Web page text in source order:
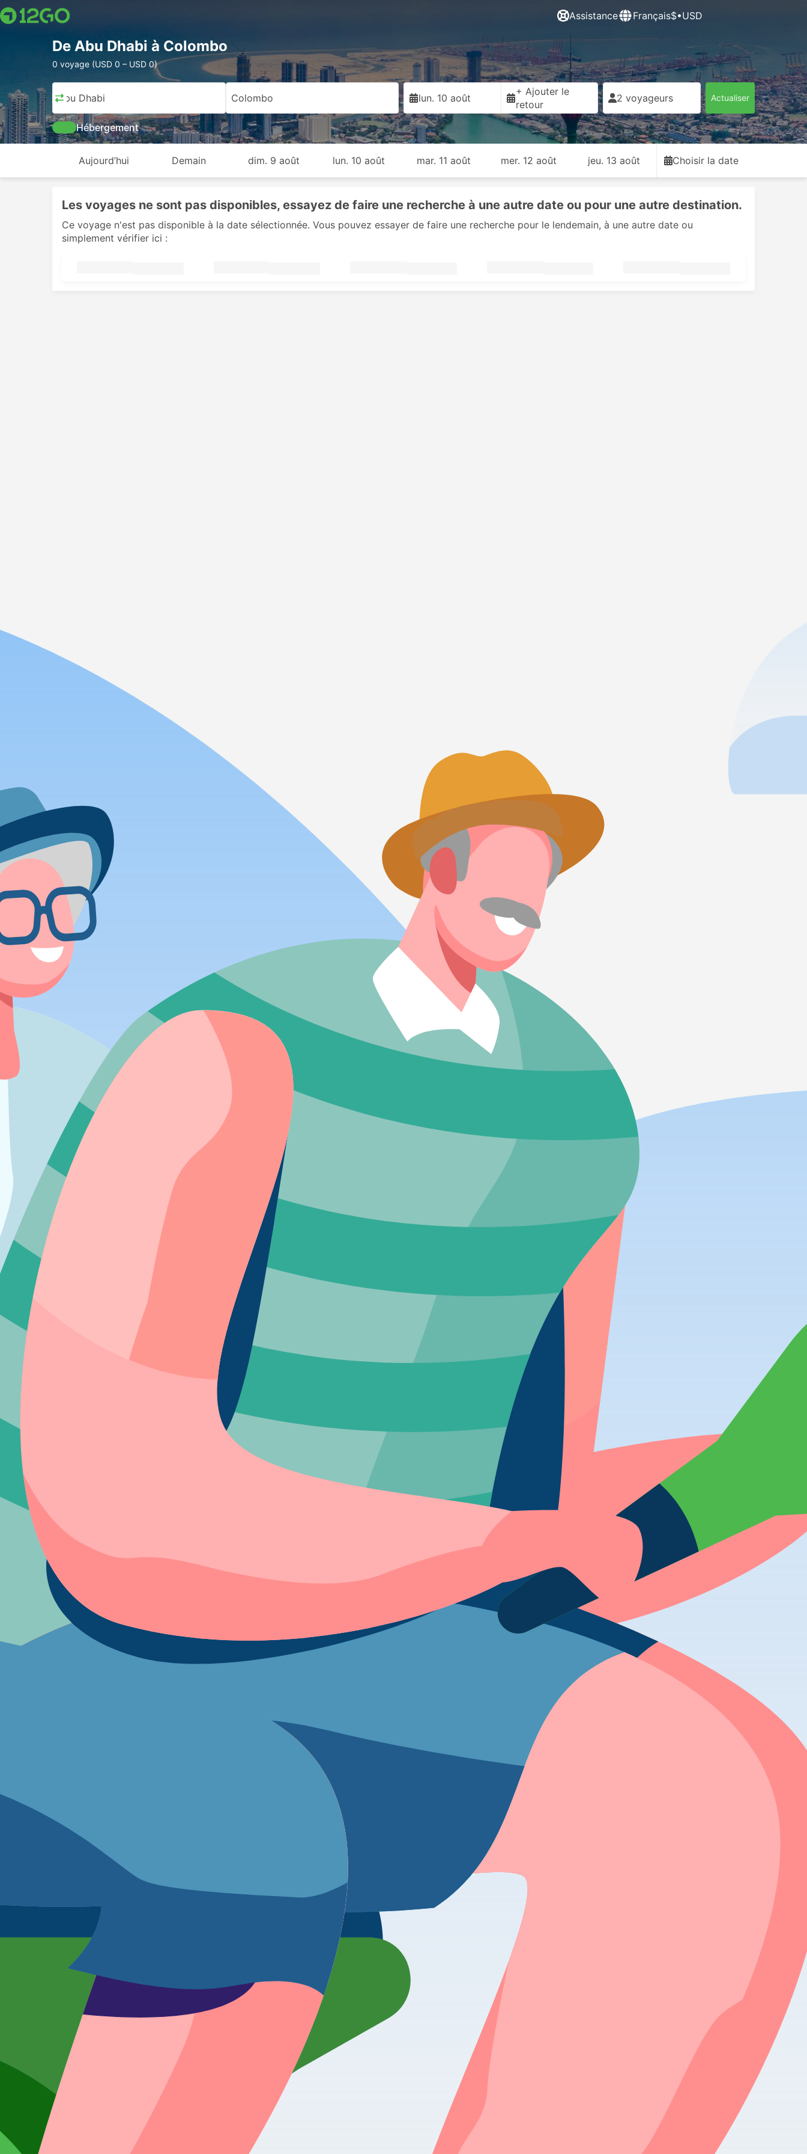
Assistance Français$•USD
De Abu Dhabi à Colombo
0 voyage (USD 0 – USD 0)
Abu Dhabi Colombo lun. 10 août
+ Ajouter le
retour
2 voyageurs Actualiser
Hébergement
Aujourd’hui Demain dim. 9 août lun. 10 août mar. 11 août mer. 12 août jeu. 13 août Choisir la date
Les voyages ne sont pas disponibles, essayez de faire une recherche à une autre date ou pour une autre destination.
Ce voyage n'est pas disponible à la date sélectionnée. Vous pouvez essayer de faire une recherche pour le lendemain, à une autre date ou
simplement vérifier ici :